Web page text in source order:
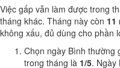
Việc gấp vẫn làm được trong
tháng khác. Tháng này còn 11
không xấu, đủ dùng cho phần
Chọn ngày Bình thường
trong tháng là 1/5. Ngày